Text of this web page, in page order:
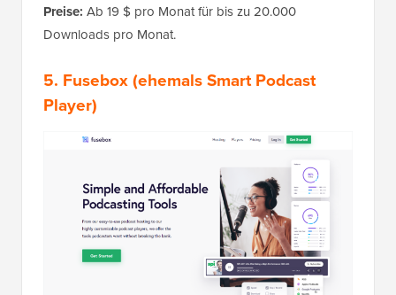
Preise: Ab 19 $ pro Monat für bis zu 20.000
Downloads pro Monat.
5. Fusebox (ehemals Smart Podcast
Player)